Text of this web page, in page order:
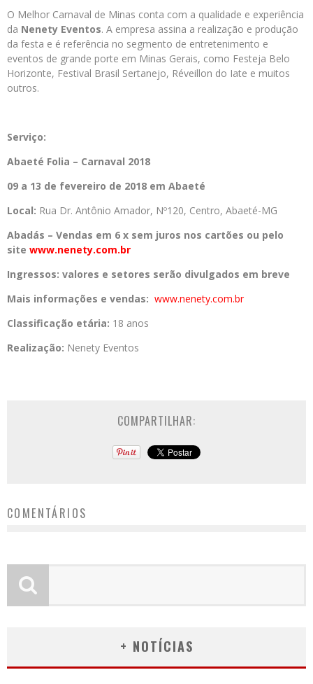
O Melhor Carnaval de Minas conta com a qualidade e experiência
da Nenety Eventos. A empresa assina a realização e produção
da festa e é referência no segmento de entretenimento e
eventos de grande porte em Minas Gerais, como Festeja Belo
Horizonte, Festival Brasil Sertanejo, Réveillon do Iate e muitos
outros.
Serviço:
Abaeté Folia – Carnaval 2018
09 a 13 de fevereiro de 2018 em Abaeté
Local: Rua Dr. Antônio Amador, Nº120, Centro, Abaeté-MG
Abadás – Vendas em 6 x sem juros nos cartões ou pelo
site www.nenety.com.br
Ingressos: valores e setores serão divulgados em breve
Mais informações e vendas: www.nenety.com.br
Classificação etária: 18 anos
Realização: Nenety Eventos
COMPARTILHAR:
COMENTÁRIOS
+ NOTÍCIAS